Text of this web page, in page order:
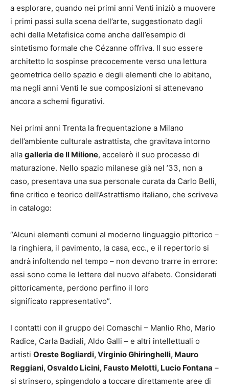
a esplorare, quando nei primi anni Venti iniziò a muovere
i primi passi sulla scena dell’arte, suggestionato dagli
echi della Metafisica come anche dall’esempio di
sintetismo formale che Cézanne offriva. Il suo essere
architetto lo sospinse precocemente verso una lettura
geometrica dello spazio e degli elementi che lo abitano,
ma negli anni Venti le sue composizioni si attenevano
ancora a schemi figurativi.
Nei primi anni Trenta la frequentazione a Milano
dell’ambiente culturale astrattista, che gravitava intorno
alla galleria de Il Milione, accelerò il suo processo di
maturazione. Nello spazio milanese già nel ’33, non a
caso, presentava una sua personale curata da Carlo Belli,
fine critico e teorico dell’Astrattismo italiano, che scriveva
in catalogo:
“Alcuni elementi comuni al moderno linguaggio pittorico –
la ringhiera, il pavimento, la casa, ecc., e il repertorio si
andrà infoltendo nel tempo – non devono trarre in errore:
essi sono come le lettere del nuovo alfabeto. Considerati
pittoricamente, perdono perfino il loro
significato rappresentativo”.
I contatti con il gruppo dei Comaschi – Manlio Rho, Mario
Radice, Carla Badiali, Aldo Galli – e altri intellettuali o
artisti Oreste Bogliardi, Virginio Ghiringhelli, Mauro
Reggiani, Osvaldo Licini, Fausto Melotti, Lucio Fontana –
si strinsero, spingendolo a toccare direttamente aree di